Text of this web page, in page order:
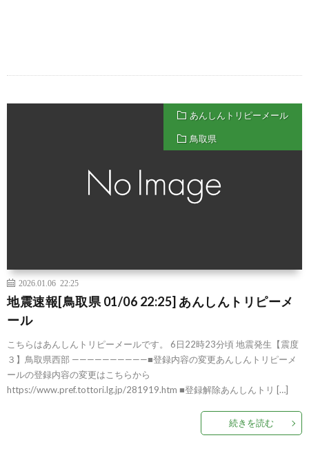
あんしんトリピーメール
鳥取県
2026.01.06 22:25
地震速報[鳥取県 01/06 22:25] あんしんトリピーメ
ール
こちらはあんしんトリピーメールです。 6日22時23分頃 地震発生【震度
３】鳥取県西部 ——————————■登録内容の変更あんしんトリピーメ
ールの登録内容の変更はこちらから
https://www.pref.tottori.lg.jp/281919.htm ■登録解除あんしんトリ […]
続きを読む